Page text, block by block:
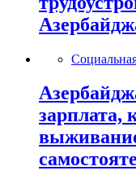
зарплата,